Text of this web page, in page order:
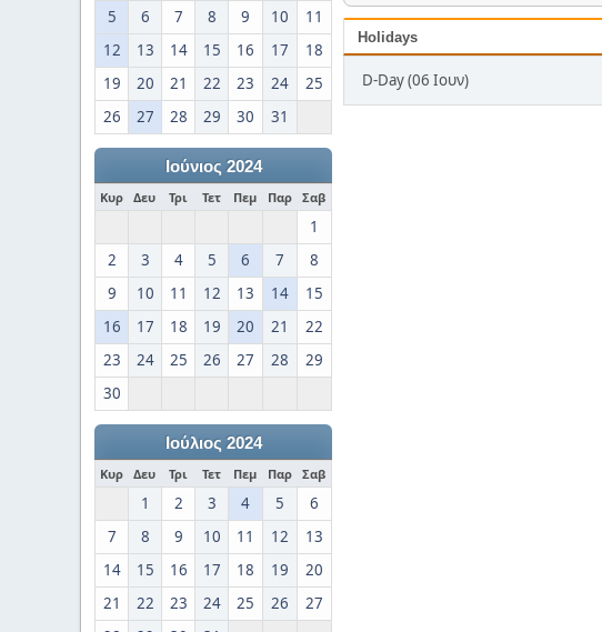
5
6 7 8 9 10
11
12
13 14 15 16 17
18
19
20 21 22 23 24
25
26
27 28 29 30 31
Ιούνιος 2024
Κυρ Δευ Τρι Τετ Πεμ Παρ Σαβ
1
2
3 4 5 6 7
8
9
10 11 12 13 14
15
16
17 18 19 20 21
22
23
24 25 26 27 28
29
30
Ιούλιος 2024
Κυρ Δευ Τρι Τετ Πεμ Παρ Σαβ
1 2 3 4 5
6
7
8 9 10 11 12
13
14
15 16 17 18 19
20
21
22 23 24 25 26
27
Holidays
D-Day (06 Ιουν)